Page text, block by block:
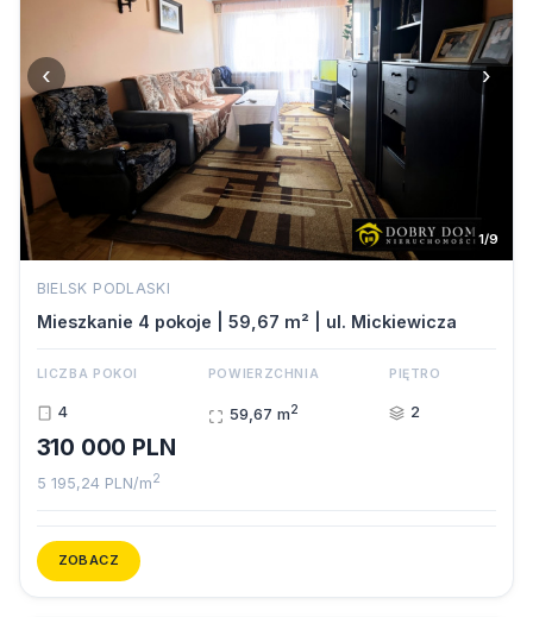
‹ ›
1/9
BIELSK PODLASKI
Mieszkanie 4 pokoje | 59,67 m² | ul. Mickiewicza
LICZBA POKOI
4
POWIERZCHNIA
59,67 m2
PIĘTRO
2
310 000 PLN
5 195,24 PLN/m2
ZOBACZ